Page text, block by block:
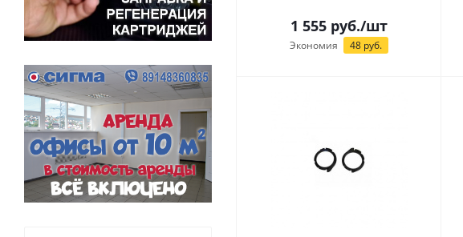
1 555 руб./шт
Экономия 48 руб.